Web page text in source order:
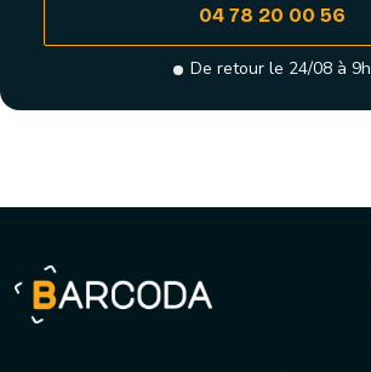
04 78 20 00 56
De retour le 24/08 à 9h